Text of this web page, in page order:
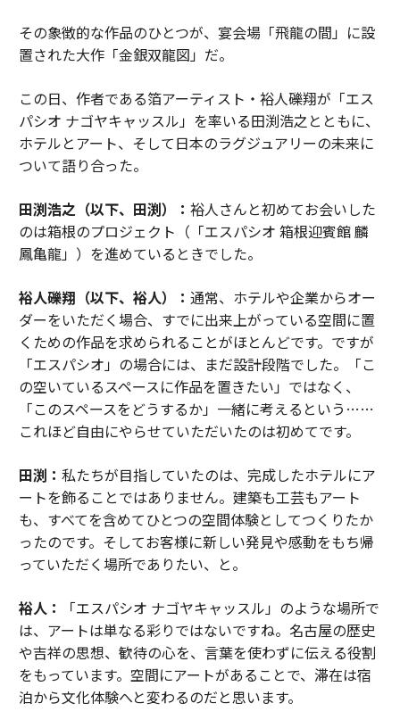
その象徴的な作品のひとつが、宴会場「飛龍の間」に設
置された大作「金銀双龍図」だ。
この日、作者である箔アーティスト・裕人礫翔が「エス
パシオ ナゴヤキャッスル」を率いる田渕浩之とともに、
ホテルとアート、そして日本のラグジュアリーの未来に
ついて語り合った。
田渕浩之（以下、田渕）： 裕人さんと初めてお会いした
のは箱根のプロジェクト（「エスパシオ 箱根迎賓館 麟
鳳亀龍」）を進めているときでした。
裕人礫翔（以下、裕人）： 通常、ホテルや企業からオー
ダーをいただく場合、すでに出来上がっている空間に置
くための作品を求められることがほとんどです。ですが
「エスパシオ」の場合には、まだ設計段階でした。「こ
の空いているスペースに作品を置きたい」ではなく、
「このスペースをどうするか」一緒に考えるという……
これほど自由にやらせていただいたのは初めてです。
田渕： 私たちが目指していたのは、完成したホテルにア
ートを飾ることではありません。建築も工芸もアート
も、すべてを含めてひとつの空間体験としてつくりたか
ったのです。そしてお客様に新しい発見や感動をもち帰
っていただく場所でありたい、と。
裕人：
「エスパシオ ナゴヤキャッスル」のような場所で
は、アートは単なる彩りではないですね。名古屋の歴史
や吉祥の思想、歓待の心を、言葉を使わずに伝える役割
をもっています。空間にアートがあることで、滞在は宿
泊から文化体験へと変わるのだと思います。